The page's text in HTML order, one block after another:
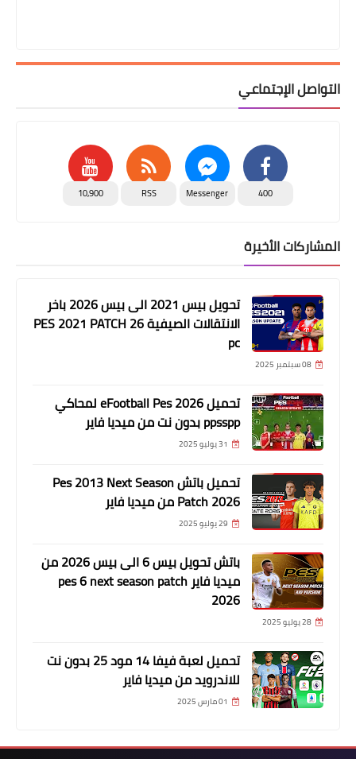
التواصل الإجتماعي
400
Messenger
RSS
10,900
المشاركات الأخيرة
تحويل بيس 2021 الى بيس 2026 باخر
الانتقالات الصيفية PES 2021 PATCH 26
pc
08 سبتمبر 2025
تحميل eFootball Pes 2026 لمحاكي
ppsspp بدون نت من ميديا فاير
31 يوليو 2025
تحميل باتش Pes 2013 Next Season
Patch 2026 من ميديا فاير
29 يوليو 2025
باتش تحويل بيس 6 الى بيس 2026 من
ميديا فاير pes 6 next season patch
2026
28 يوليو 2025
تحميل لعبة فيفا 14 مود 25 بدون نت
للاندرويد من ميديا فاير
01 مارس 2025